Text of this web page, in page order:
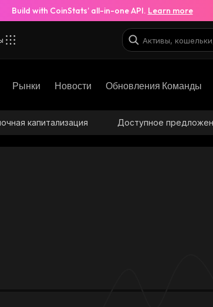
Build with CoinStats’ all-in-one API. Learn more
Рынки Новости Обновления Команды
капитализация Доступное